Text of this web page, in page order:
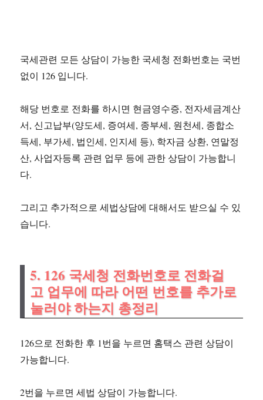
국세관련 모든 상담이 가능한 국세청 전화번호는 국번
없이 126 입니다.
해당 번호로 전화를 하시면 현금영수증, 전자세금계산
서, 신고납부(양도세, 증여세, 종부세, 원천세, 종합소
득세, 부가세, 법인세, 인지세 등), 학자금 상환, 연말정
산, 사업자등록 관련 업무 등에 관한 상담이 가능합니
다.
그리고 추가적으로 세법상담에 대해서도 받으실 수 있
습니다.
5. 126 국세청 전화번호로 전화걸
고 업무에 따라 어떤 번호를 추가로
눌러야 하는지 총정리
126으로 전화한 후 1번을 누르면 홈택스 관련 상담이
가능합니다.
2번을 누르면 세법 상담이 가능합니다.